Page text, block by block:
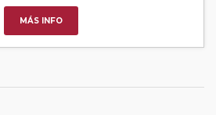
MÁS INFO